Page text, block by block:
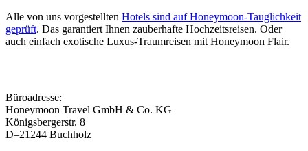
Alle von uns vorgestellten Hotels sind auf Honeymoon-Tauglichkeit
geprüft. Das garantiert Ihnen zauberhafte Hochzeitsreisen. Oder
auch einfach exotische Luxus-Traumreisen mit Honeymoon Flair.
Büroadresse:
Honeymoon Travel GmbH & Co. KG
Königsbergerstr. 8
D–21244 Buchholz